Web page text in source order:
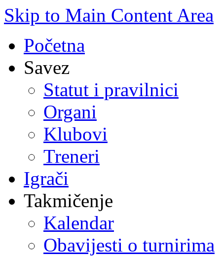
Skip to Main Content Area
Početna
Savez
Statut i pravilnici
Organi
Klubovi
Treneri
Igrači
Takmičenje
Kalendar
Obavijesti o turnirima